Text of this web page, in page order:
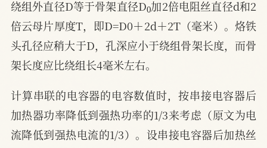
绕组外直径D等于骨架直径D 加2倍电阻丝直径d和2
倍云母片厚度T，即D=D0＋2d＋2T（毫米）。烙铁
头孔径应稍大于D，孔深应小于绕组骨架长度，而骨
架长度应比绕组长4毫米左右。
计算串联的电容器的电容数值时，按串接电容器后
加热器功率降低到强热功率的1/3来考虑（原文为电
流降低到强热电流的1/3）。设串接电容器后加热丝